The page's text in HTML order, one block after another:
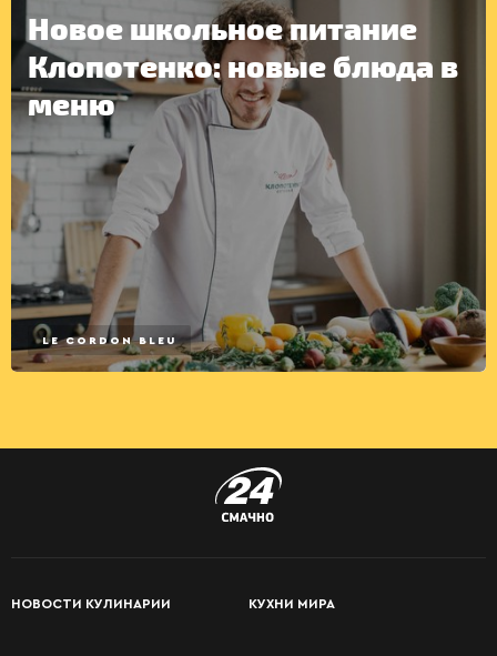
Новое школьное питание
Клопотенко: новые блюда в
меню
LE CORDON BLEU
НОВОСТИ КУЛИНАРИИ КУХНИ МИРА